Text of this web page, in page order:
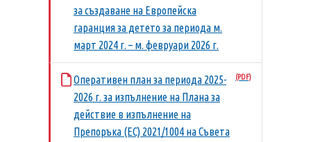
за създаване на Европейска
гаранция за детето за периода м.
март 2024 г. – м. февруари 2026 г.
Оперативен план за периода 2025-
2026 г. за изпълнение на Плана за
действие в изпълнение на
Препоръка (ЕС) 2021/1004 на Съвета